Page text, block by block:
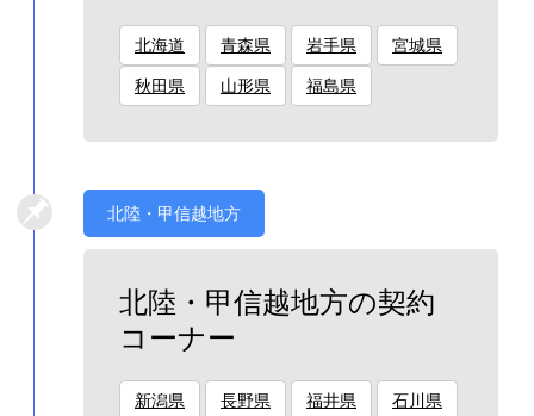
北海道 青森県 岩手県 宮城県
秋田県 山形県 福島県
北陸・甲信越地方
北陸・甲信越地方の契約
コーナー
新潟県 長野県 福井県 石川県